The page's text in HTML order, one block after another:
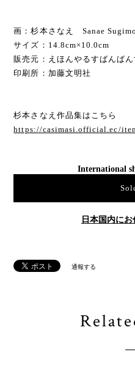
画：杉本さなえ Sanae
サイズ：14.8cm×10.0cm
販売元：えほんやるすばんば
印刷所：加藤文明社
杉本さなえ作品集はこちら
https://casimasi.official.ec/
International
日本国内に
通報する